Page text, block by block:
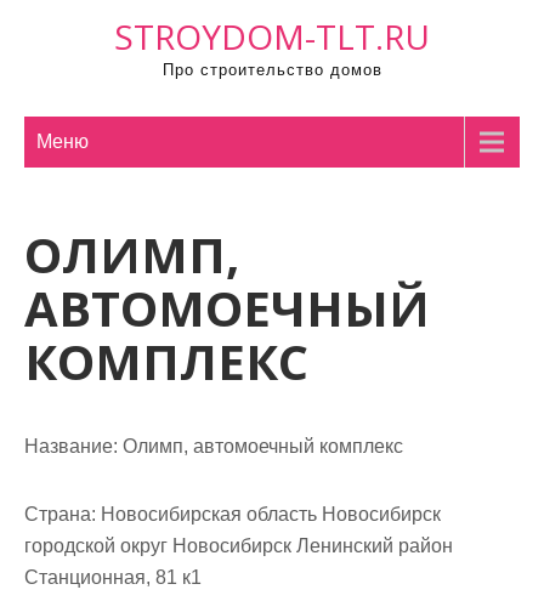
STROYDOM-TLT.RU
Про строительство домов
Меню
ОЛИМП,
АВТОМОЕЧНЫЙ
КОМПЛЕКС
Название: Олимп, автомоечный комплекс
Страна: Новосибирская область Новосибирск
городской округ Новосибирск Ленинский район
Станционная, 81 к1